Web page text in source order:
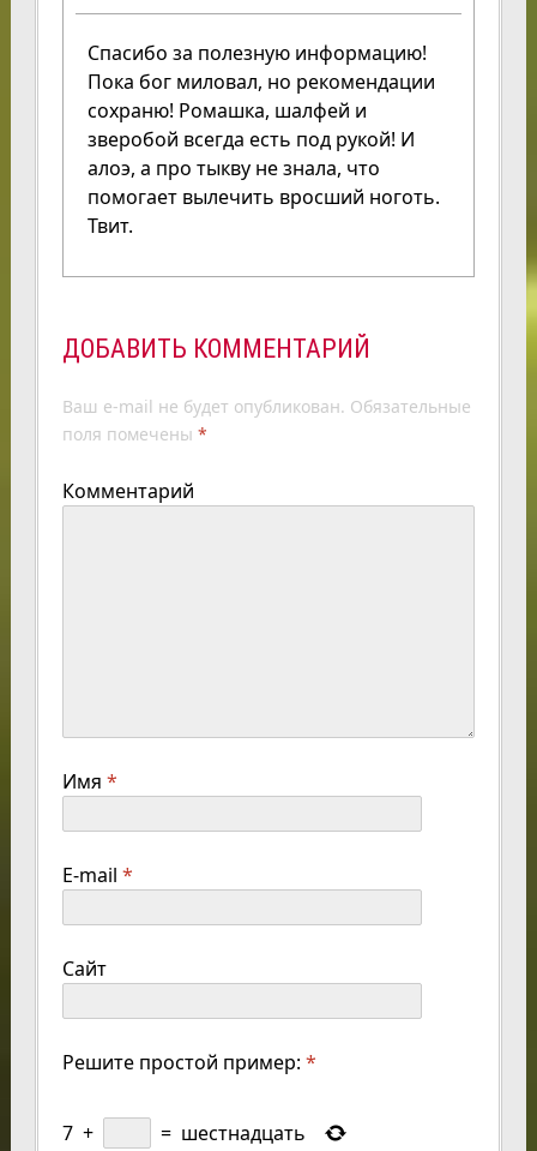
Спасибо за полезную информацию!
Пока бог миловал, но рекомендации
сохраню! Ромашка, шалфей и
зверобой всегда есть под рукой! И
алоэ, а про тыкву не знала, что
помогает вылечить вросший ноготь.
Твит.
ДОБАВИТЬ КОММЕНТАРИЙ
Ваш e-mail не будет опубликован. Обязательные
поля помечены *
Комментарий
Имя *
E-mail *
Сайт
Решите простой пример: *
7 + = шестнадцать